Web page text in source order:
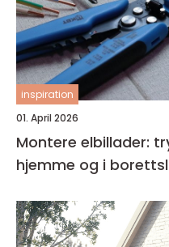
inspiration
01. April 2026
Montere elbillader:
hjemme og i